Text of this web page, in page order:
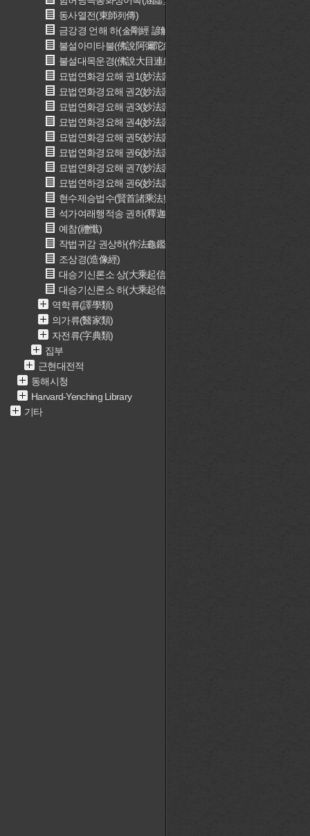
동사열전(東師列傳)
금강경 언해 하(金剛經 諺解 下)
불설아미타불(佛說阿彌陀經)
불설대목운경(佛說大目連經)
묘법연화경요해 권1(妙法蓮華經要解 卷一)
묘법연화경요해 권2(妙法蓮華經要解 卷二)
묘법연화경요해 권3(妙法蓮華經要解 卷三)
묘법연화경요해 권4(妙法蓮華經要解 卷四)
묘법연화경요해 권5(妙法蓮華經要解 卷五)
묘법연화경요해 권6(妙法蓮華經要解 卷六)
묘법연화경요해 권7(妙法蓮華經要解 卷七)
묘법연하경요해 권6(妙法蓮華經要解 卷六)
현수제승법수(賢首諸乘法數)
석가여래행적송 권하(釋迦如來行蹟頌 卷下)
예참(禮懺)
작법귀감 권상하(作法龜鑑 卷上下)
조상경(造像經)
대승기신론소 상(大乘起信論疏 上)
대승기신론소 하(大乘起信論疏 下)
역학류(譯學類)
의가류(醫家類)
자전류(字典類)
집부
근현대전적
동해시청
Harvard-Yenching Library
기타